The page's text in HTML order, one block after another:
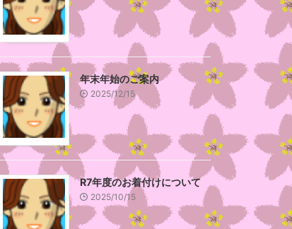
年末年始のご案内
2025/12/15
R7年度のお着付けについて
2025/10/15